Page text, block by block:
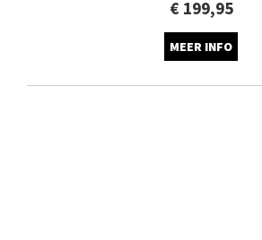
€ 199,95
MEER INFO